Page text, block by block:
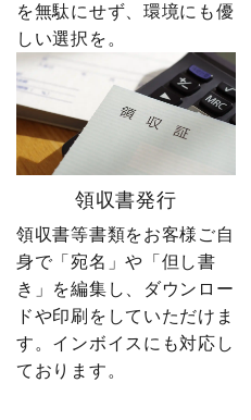
を無駄にせず、環境にも優
しい選択を。
領収書発行
領収書等書類をお客様ご自
身で「宛名」や「但し書
き」を編集し、ダウンロー
ドや印刷をしていただけま
す。インボイスにも対応し
ております。